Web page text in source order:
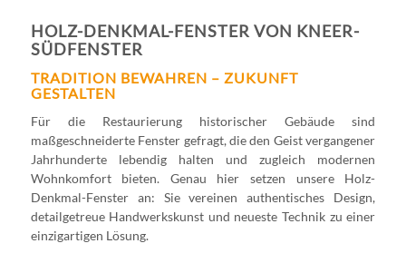
HOLZ-DENKMAL-FENSTER VON KNEER-
SÜDFENSTER
TRADITION BEWAHREN – ZUKUNFT
GESTALTEN
Für die Restaurierung historischer Gebäude sind
maßgeschneiderte Fenster gefragt, die den Geist vergangener
Jahrhunderte lebendig halten und zugleich modernen
Wohnkomfort bieten. Genau hier setzen unsere Holz-
Denkmal-Fenster an: Sie vereinen authentisches Design,
detailgetreue Handwerkskunst und neueste Technik zu einer
einzigartigen Lösung.